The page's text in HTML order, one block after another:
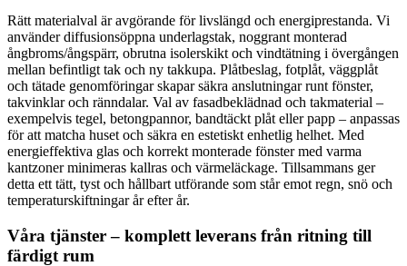
Rätt materialval är avgörande för livslängd och energiprestanda. Vi
använder diffusionsöppna underlagstak, noggrant monterad
ångbroms/ångspärr, obrutna isolerskikt och vindtätning i övergången
mellan befintligt tak och ny takkupa. Plåtbeslag, fotplåt, väggplåt
och tätade genomföringar skapar säkra anslutningar runt fönster,
takvinklar och ränndalar. Val av fasadbeklädnad och takmaterial –
exempelvis tegel, betongpannor, bandtäckt plåt eller papp – anpassas
för att matcha huset och säkra en estetiskt enhetlig helhet. Med
energieffektiva glas och korrekt monterade fönster med varma
kantzoner minimeras kallras och värmeläckage. Tillsammans ger
detta ett tätt, tyst och hållbart utförande som står emot regn, snö och
temperaturskiftningar år efter år.
Våra tjänster – komplett leverans från ritning till
färdigt rum